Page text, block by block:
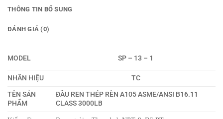
THÔNG TIN BỔ SUNG
ĐÁNH GIÁ (0)
MODEL SP – 13 – 1
NHÃN HIỆU
TC
TÊN SẢN
PHẨM
ĐẦU REN THÉP RÈN A105 ASME/ANSI B16.11
CLASS 3000LB